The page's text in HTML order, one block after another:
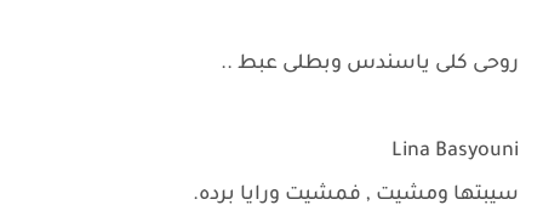
روحى كلى ياسندس وبطلى عبط ..
Lina Basyouni
سيبتها ومشيت , فمشيت ورايا برده.